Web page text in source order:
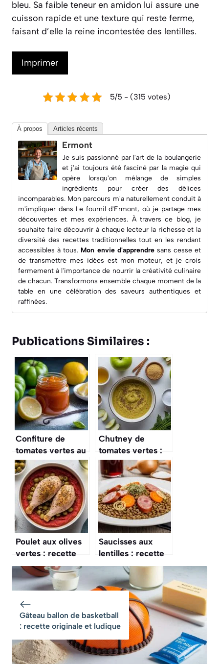
bleu. Sa faible teneur en amidon lui assure une
cuisson rapide et une texture qui reste ferme,
faisant d’elle la reine incontestée des lentilles.
Imprimer
5/5 - (315 votes)
À propos Articles récents
Ermont
Je suis passionné par l'art de la boulangerie
et j'ai toujours été fasciné par la magie qui
opère lorsqu'on mélange de simples
ingrédients pour créer des délices
incomparables. Mon parcours m'a naturellement conduit à
m'impliquer dans Le fournil d'Ermont, où je partage mes
découvertes et mes expériences. À travers ce blog, je
souhaite faire découvrir à chaque lecteur la richesse et la
diversité des recettes traditionnelles tout en les rendant
accessibles à tous. Mon envie d'apprendresans cesse et
de transmettre mes idées est mon moteur, et je crois
fermement à l'importance de nourrir la créativité culinaire
de chacun. Transformons ensemble chaque moment de la
table en une célébration des saveurs authentiques et
raffinées.
Publications Similaires :
Confiture de
tomates vertes au
citron : recette
facile et
savoureuse
Chutney de
tomates vertes :
recette facile et
savoureuse
Poulet aux olives
vertes : recette
savoureuse et
facile
Saucisses aux
lentilles : recette
traditionnelle
facile et
savoureuse
Gâteau ballon de basketball
: recette originale et ludique